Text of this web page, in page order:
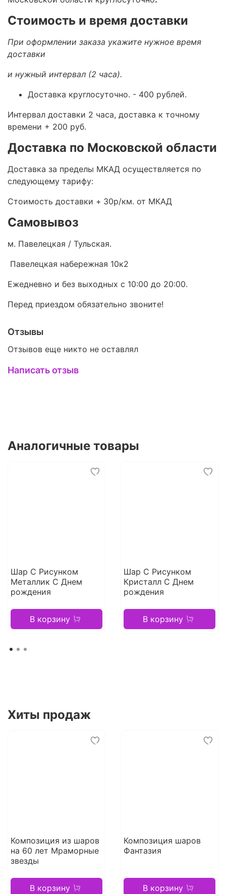
Стоимость и время доставки
При оформлении заказа укажите нужное время
доставки
и нужный интервал (2 часа).
Доставка круглосуточно. - 400 рублей.
Интервал доставки 2 часа, доставка к точному
времени + 200 руб.
Доставка по Московской области
Доставка за пределы МКАД осуществляется по
следующему тарифу:
Стоимость доставки + 30р/км. от МКАД
Самовывоз
м. Павелецкая / Тульская.
Павелецкая набережная 10к2
Ежедневно и без выходных с 10:00 до 20:00.
Перед приездом обязательно звоните!
Отзывы
Отзывов еще никто не оставлял
Написать отзыв
Аналогичные товары
Шар С Рисунком
Металлик С Днем
рождения
В корзину
Шар С Рисунком
Кристалл С Днем
рождения
В корзину
Хиты продаж
Композиция из шаров
на 60 лет Мраморные
звезды
В корзину
Композиция шаров
Фантазия
В корзину